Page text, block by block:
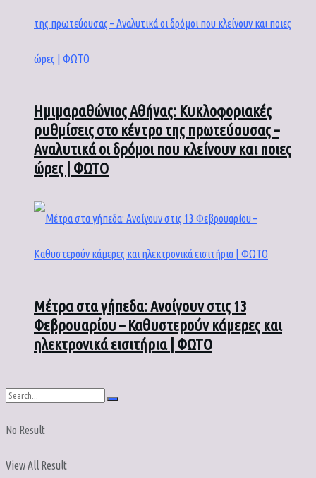
Ημιμαραθώνιος Αθήνας: Κυκλοφοριακές
ρυθμίσεις στο κέντρο της πρωτεύουσας –
Αναλυτικά οι δρόμοι που κλείνουν και ποιες
ώρες | ΦΩΤΟ
Μέτρα στα γήπεδα: Ανοίγουν στις 13
Φεβρουαρίου – Καθυστερούν κάμερες και
ηλεκτρονικά εισιτήρια | ΦΩΤΟ
No Result
View All Result